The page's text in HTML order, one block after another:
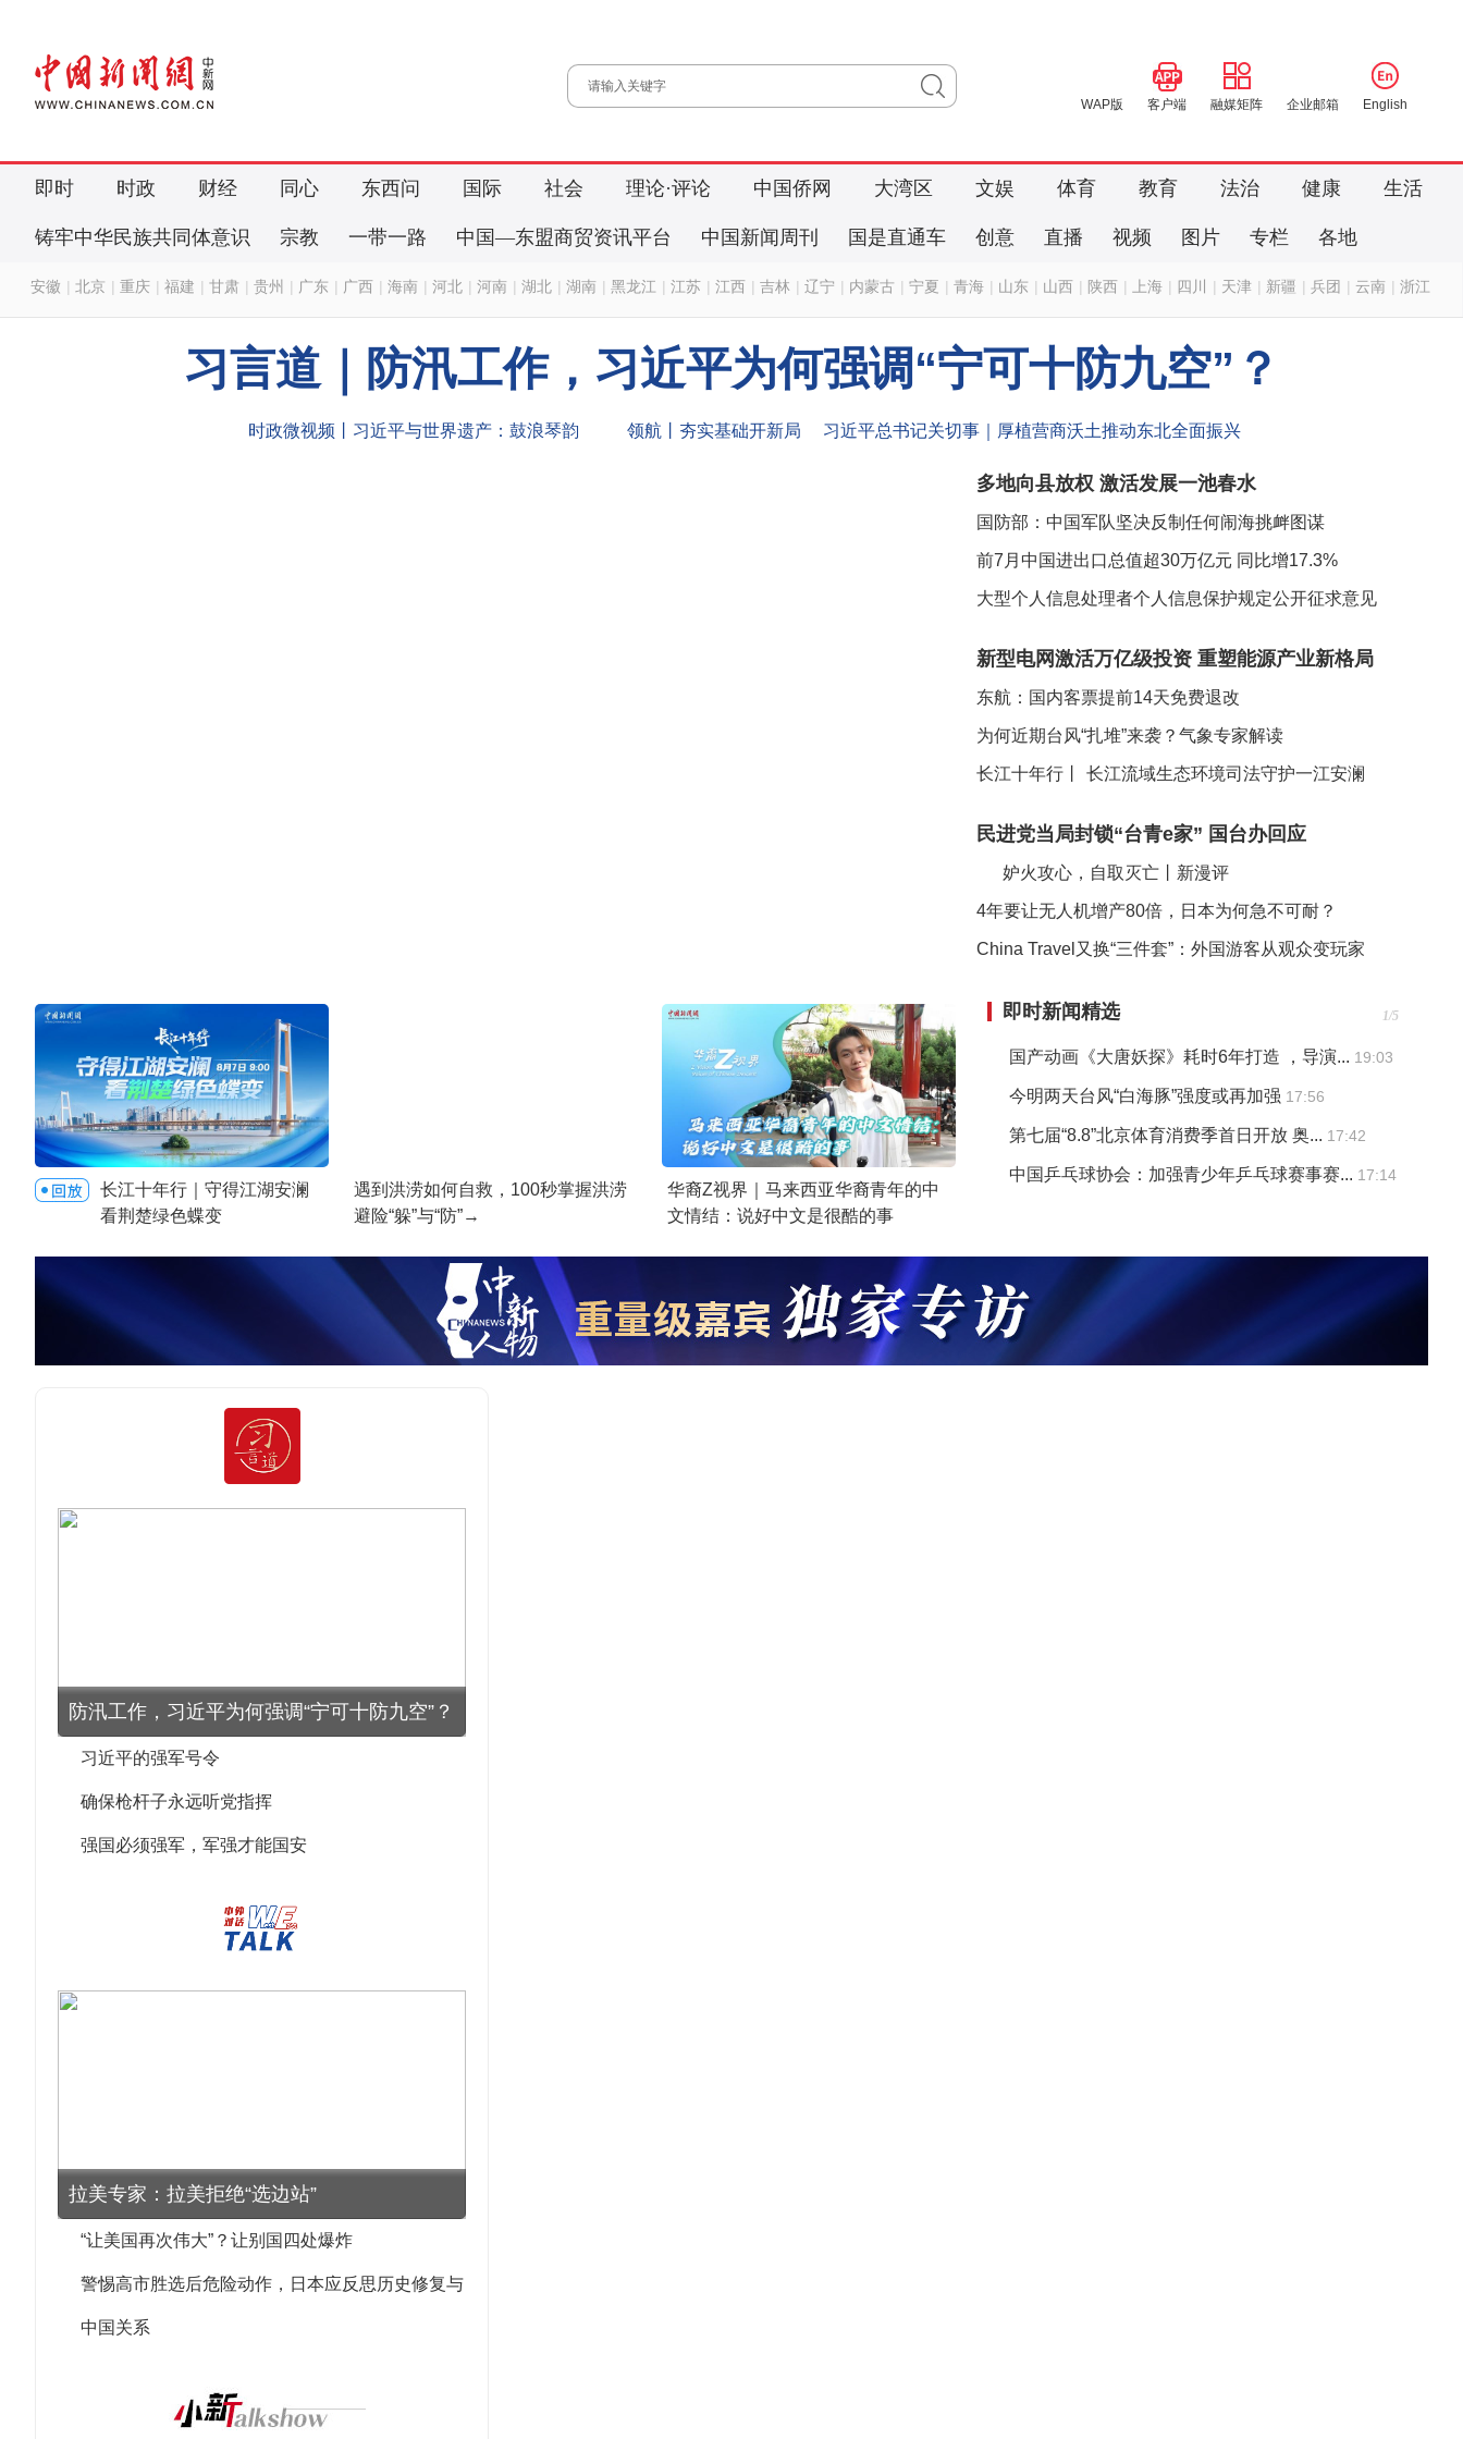
WAP版 客户端 融媒矩阵 企业邮箱 English
即时 时政 财经 同心 东西问 国际 社会 理论·评论 中国侨网 大湾区 文娱 体育 教育 法治 健康 生活
铸牢中华民族共同体意识 宗教 一带一路 中国—东盟商贸资讯平台 中国新闻周刊 国是直通车 创意 直播 视频 图片 专栏 各地
安徽 | 北京 | 重庆 | 福建 | 甘肃 | 贵州 | 广东 | 广西 | 海南 | 河北 | 河南 | 湖北 | 湖南 | 黑龙江 | 江苏 | 江西 | 吉林 | 辽宁 | 内蒙古 | 宁夏 | 青海 | 山东 | 山西 | 陕西 | 上海 | 四川 | 天津 | 新疆 | 兵团 | 云南 | 浙江
习言道｜防汛工作，习近平为何强调“宁可十防九空”？
时政微视频丨习近平与世界遗产：鼓浪琴韵 领航丨夯实基础开新局 习近平总书记关切事｜厚植营商沃土推动东北全面振兴
长江十年行｜守得江湖安澜
看荆楚绿色蝶变
遇到洪涝如何自救，100秒掌握洪涝
避险“躲”与“防”→
华裔Z视界｜马来西亚华裔青年的中
文情结：说好中文是很酷的事
多地向县放权 激活发展一池春水
国防部：中国军队坚决反制任何闹海挑衅图谋
前7月中国进出口总值超30万亿元 同比增17.3%
大型个人信息处理者个人信息保护规定公开征求意见
新型电网激活万亿级投资 重塑能源产业新格局
东航：国内客票提前14天免费退改
为何近期台风“扎堆”来袭？气象专家解读
长江十年行丨 长江流域生态环境司法守护一江安澜
民进党当局封锁“台青e家” 国台办回应
妒火攻心，自取灭亡丨新漫评
4年要让无人机增产80倍，日本为何急不可耐？
China Travel又换“三件套”：外国游客从观众变玩家
即时新闻精选 1/5
国产动画《大唐妖探》耗时6年打造 ，导演... 19:03
今明两天台风“白海豚”强度或再加强 17:56
第七届“8.8”北京体育消费季首日开放 奥... 17:42
中国乒乓球协会：加强青少年乒乓球赛事赛... 17:14
防汛工作，习近平为何强调“宁可十防九空”？
习近平的强军号令
确保枪杆子永远听党指挥
强国必须强军，军强才能国安
拉美专家：拉美拒绝“选边站”
“让美国再次伟大”？让别国四处爆炸
警惕高市胜选后危险动作，日本应反思历史修复与
中国关系
积极布局能源安全